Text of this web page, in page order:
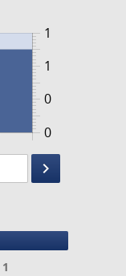
0
1
0
1
1475
keyboard_arrow_right
Suche
1